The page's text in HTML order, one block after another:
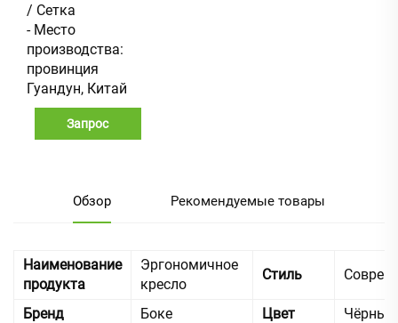
/ Сетка
- Место
производства:
провинция
Гуандун, Китай
Запрос
Обзор Рекомендуемые товары
Наименование
продукта
Эргономичное
кресло
Стиль
Бренд Боке Цвет Чёрный